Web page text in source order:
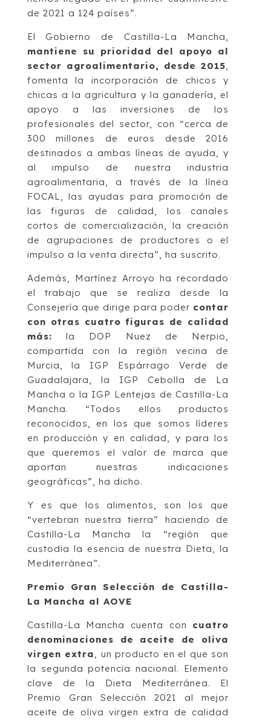
de 2021 a 124 países”.
El Gobierno de Castilla-La Mancha,
mantiene su prioridad del apoyo al
sector agroalimentario, desde 2015,
fomenta la incorporación de chicos y
chicas a la agricultura y la ganadería, el
apoyo a las inversiones de los
profesionales del sector, con “cerca de
300 millones de euros desde 2016
destinados a ambas líneas de ayuda, y
al impulso de nuestra industria
agroalimentaria, a través de la línea
FOCAL, las ayudas para promoción de
las figuras de calidad, los canales
cortos de comercialización, la creación
de agrupaciones de productores o el
impulso a la venta directa”, ha suscrito.
Además, Martínez Arroyo ha recordado
el trabajo que se realiza desde la
Consejería que dirige para poder contar
con otras cuatro figuras de calidad
más: la DOP Nuez de Nerpio,
compartida con la región vecina de
Murcia, la IGP Espárrago Verde de
Guadalajara, la IGP Cebolla de La
Mancha o la IGP Lentejas de Castilla-La
Mancha. “Todos ellos productos
reconocidos, en los que somos líderes
en producción y en calidad, y para los
que queremos el valor de marca que
aportan nuestras indicaciones
geográficas”, ha dicho.
Y es que los alimentos, son los que
“vertebran nuestra tierra” haciendo de
Castilla-La Mancha la “región que
custodia la esencia de nuestra Dieta, la
Mediterránea”.
Premio Gran Selección de Castilla-
La Mancha al AOVE
Castilla-La Mancha cuenta con cuatro
denominaciones de aceite de oliva
virgen extra, un producto en el que son
la segunda potencia nacional. Elemento
clave de la Dieta Mediterránea. El
Premio Gran Selección 2021 al mejor
aceite de oliva virgen extra de calidad